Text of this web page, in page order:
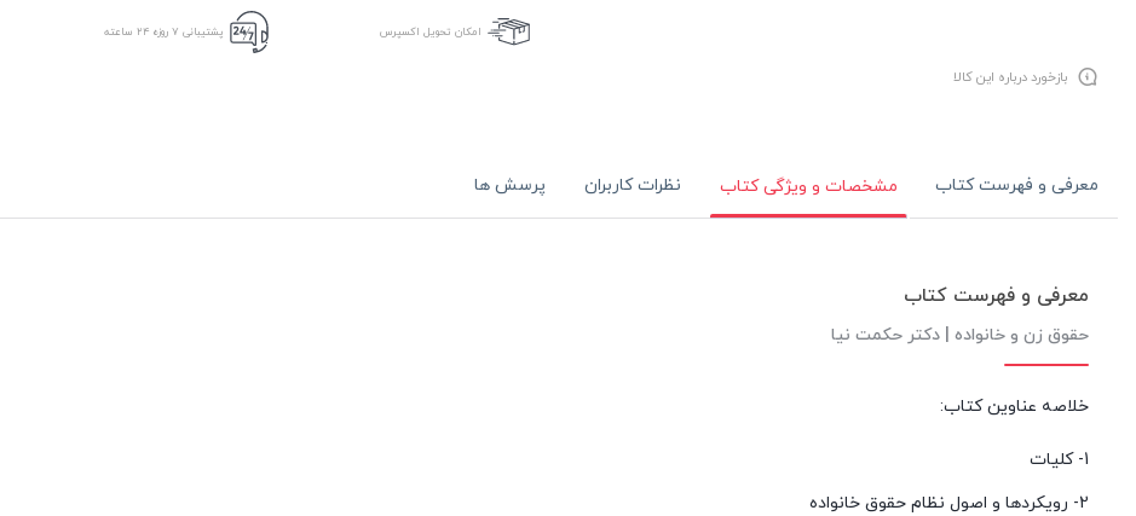
امکان تحویل اکسپرس پشتیبانی ۷ روزه ۲۴ ساعته
بازخورد درباره این کالا
معرفی و فهرست کتاب مشخصات و ویژگی کتاب نظرات کاربران پرسش ها
معرفی و فهرست کتاب
حقوق زن و خانواده | دکتر حکمت نیا
خلاصه عناوین کتاب:
1- كلیات
2- رویكردها و اصول نظام حقوق خانواده